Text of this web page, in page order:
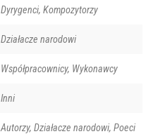
Dyrygenci, Kompozytorzy
Działacze narodowi
Współpracownicy, Wykonawcy
Inni
Autorzy, Działacze narodowi, Poeci